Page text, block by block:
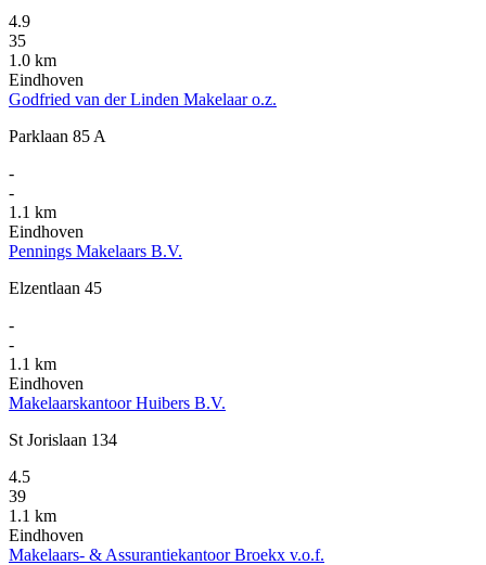
4.9
35
1.0 km
Eindhoven
Godfried van der Linden Makelaar o.z.
Parklaan 85 A
-
-
1.1 km
Eindhoven
Pennings Makelaars B.V.
Elzentlaan 45
-
-
1.1 km
Eindhoven
Makelaarskantoor Huibers B.V.
St Jorislaan 134
4.5
39
1.1 km
Eindhoven
Makelaars- & Assurantiekantoor Broekx v.o.f.